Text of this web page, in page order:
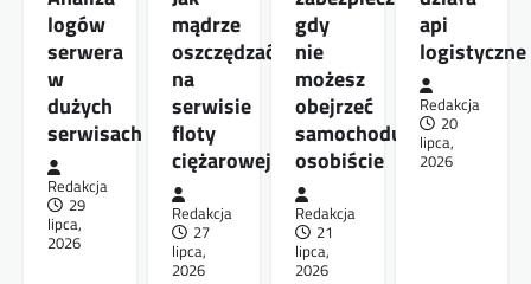
logów
serwera
w
dużych
serwisach
Redakcja
29
lipca,
2026
mądrze
oszczędzać
na
serwisie
floty
ciężarowej
Redakcja
27
lipca,
2026
gdy
nie
możesz
obejrzeć
samochodu
osobiście
Redakcja
21
lipca,
2026
api
logistyczne
Redakcja
20
lipca,
2026